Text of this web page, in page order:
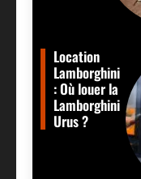
Location
Lamborghini
: Où louer la
Lamborghini
Urus ?